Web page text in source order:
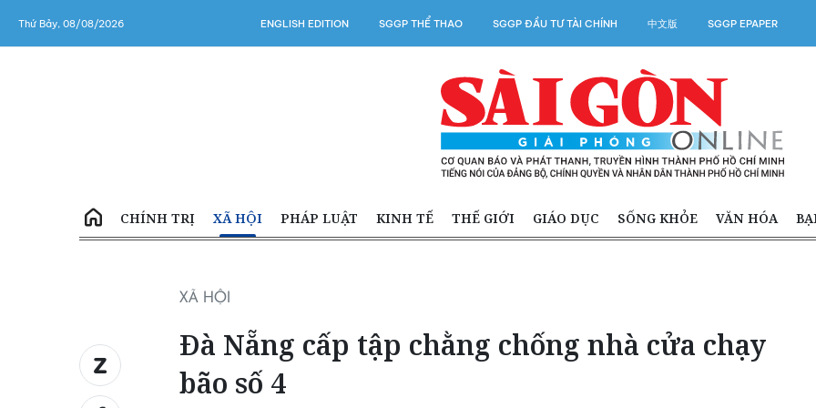
Thứ Bảy, 08/08/2026 ENGLISH EDITION SGGP THỂ THAO SGGP ĐẦU TƯ TÀI CHÍNH 中文版 SGGP EPAPER
CHÍNH TRỊ XÃ HỘI PHÁP LUẬT KINH TẾ THẾ GIỚI GIÁO DỤC SỐNG KHỎE VĂN HÓA
XÃ HỘI
Đà Nẵng cấp tập chằng chống nhà cửa chạy
bão số 4